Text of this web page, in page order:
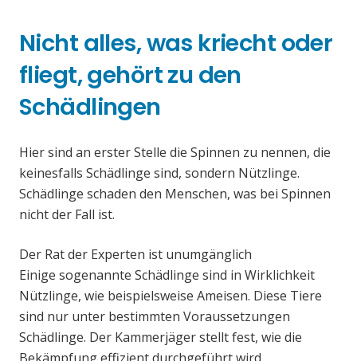
Nicht alles, was kriecht oder
fliegt, gehört zu den
Schädlingen
Hier sind an erster Stelle die Spinnen zu nennen, die
keinesfalls Schädlinge sind, sondern Nützlinge.
Schädlinge schaden den Menschen, was bei Spinnen
nicht der Fall ist.
Der Rat der Experten ist unumgänglich
Einige sogenannte Schädlinge sind in Wirklichkeit
Nützlinge, wie beispielsweise Ameisen. Diese Tiere
sind nur unter bestimmten Voraussetzungen
Schädlinge. Der Kammerjäger stellt fest, wie die